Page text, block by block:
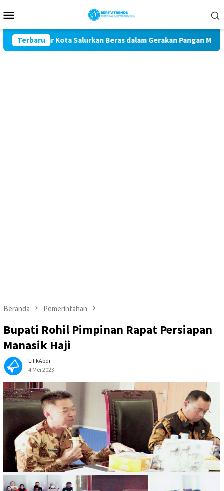
ke
Mobile
Terbaru
Blitar Kota Salurkan Beras dalam Gerakan Pangan Murah
Beranda Pemerintahan
Bupati Rohil Pimpinan Rapat Persiapan
Manasik Haji
LilikAbdi
4 Mei 2023